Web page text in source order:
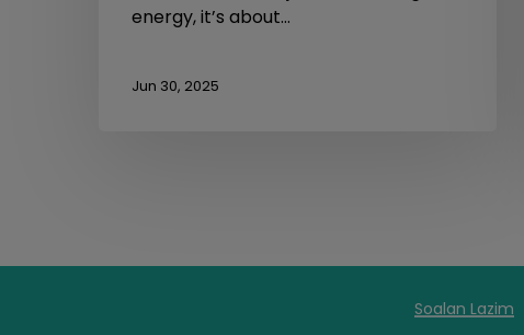
energy, it’s about…
Jun 30, 2025
Soalan Lazim